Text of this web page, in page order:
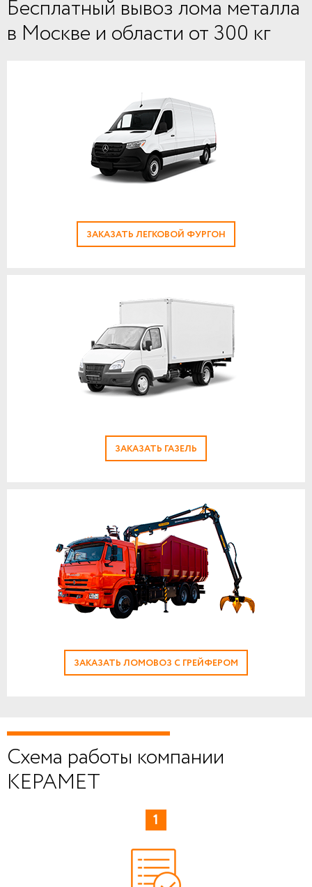
Бесплатный вывоз лома металла
в Москве и области от 300 кг
ЗАКАЗАТЬ ЛЕГКОВОЙ ФУРГОН
ЗАКАЗАТЬ ГАЗЕЛЬ
ЗАКАЗАТЬ ЛОМОВОЗ С ГРЕЙФЕРОМ
Схема работы компании
КЕРАМЕТ